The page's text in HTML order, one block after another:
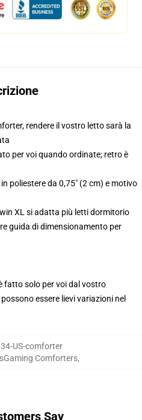
rendere il vostro letto sarà la
per voi quando ordinate; retro è
poliestere da 0,75" (2 cm) e motivo
XL si adatta più letti dormitorio
guida di dimensionamento per
fatto solo per voi dal vostro
essere lievi variazioni nel
US-comforter
Comforters,
Say